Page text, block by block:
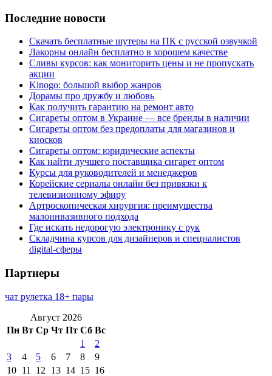
Последние новости
Скачать бесплатные шутеры на ПК с русской озвучкой
Лакорны онлайн бесплатно в хорошем качестве
Сливы курсов: как мониторить цены и не пропускать
акции
Kinogo: большой выбор жанров
Дорамы про дружбу и любовь
Как получить гарантию на ремонт авто
Сигареты оптом в Украине — все бренды в наличии
Сигареты оптом без предоплаты для магазинов и
киосков
Сигареты оптом: юридические аспекты
Как найти лучшего поставщика сигарет оптом
Курсы для руководителей и менеджеров
Корейские сериалы онлайн без привязки к
телевизионному эфиру
Артроскопическая хирургия: преимущества
малоинвазивного подхода
Где искать недорогую электронику с рук
Складчина курсов для дизайнеров и специалистов
digital-сферы
Партнеры
чат рулетка 18+ пары
Август 2026
Пн Вт Ср Чт Пт Сб Вс
1
2
3
4 5 6 7 8
9
10 11 12 13 14 15 16